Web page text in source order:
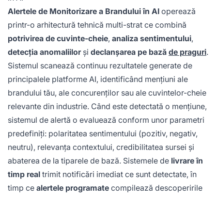
Alertele de Monitorizare a Brandului în AI operează
printr-o arhitectură tehnică multi-strat ce combină
potrivirea de cuvinte-cheie, analiza sentimentului,
detecția anomaliilorși declanșarea pe bază de praguri.
Sistemul scanează continuu rezultatele generate de
principalele platforme AI, identificând mențiuni ale
brandului tău, ale concurenților sau ale cuvintelor-cheie
relevante din industrie. Când este detectată o mențiune,
sistemul de alertă o evaluează conform unor parametri
predefiniți: polaritatea sentimentului (pozitiv, negativ,
neutru), relevanța contextului, credibilitatea sursei și
abaterea de la tiparele de bază. Sistemele de livrare în
timp real trimit notificări imediat ce sunt detectate, în
timp ce alertele programate compilează descoperirile